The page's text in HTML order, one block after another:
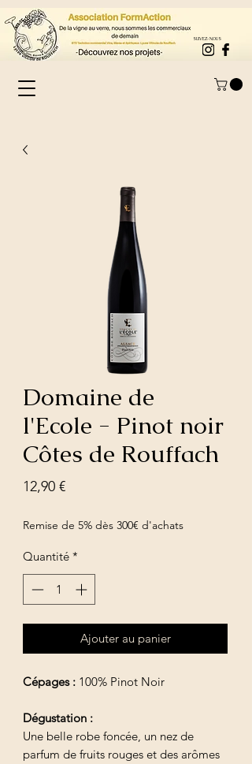
SUIVEZ-NOUS
Domaine de
l'Ecole - Pinot noir
Côtes de Rouffach
12,90 €Prix
Remise de 5% dès 300€ d'achats
Quantité *
Ajouter au panier
Cépages : 100% Pinot Noir
Dégustation :
Une belle robe foncée, un nez de
parfum de fruits rouges et des arômes